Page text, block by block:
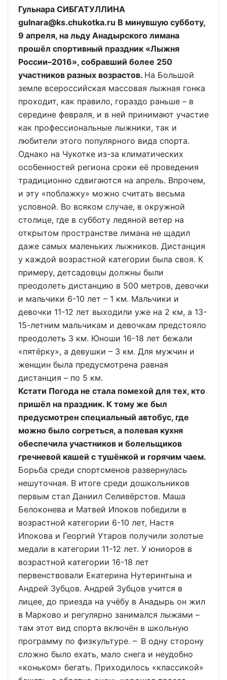
Гульнара СИБГАТУЛЛИНА
gulnara@ks.chukotka.ru В минувшую субботу,
9 апреля, на льду Анадырского лимана
прошёл спортивный праздник «Лыжня
России–2016», собравший более 250
участников разных возрастов. На Большой
земле всероссийская массовая лыжная гонка
проходит, как правило, гораздо раньше – в
середине февраля, и в ней принимают участие
как профессиональные лыжники, так и
любители этого популярного вида спорта.
Однако на Чукотке из-за климатических
особенностей региона сроки её проведения
традиционно сдвигаются на апрель. Впрочем,
и эту «поблажку» можно считать весьма
условной. Во всяком случае, в окружной
столице, где в субботу ледяной ветер на
открытом пространстве лимана не щадил
даже самых маленьких лыжников. Дистанция
у каждой возрастной категории была своя. К
примеру, детсадовцы должны были
преодолеть дистанцию в 500 метров, девочки
и мальчики 6-10 лет – 1 км. Мальчики и
девочки 11-12 лет выходили уже на 2 км, а 13-
15-летним мальчикам и девочкам предстояло
преодолеть 3 км. Юноши 16-18 лет бежали
«пятёрку», а девушки – 3 км. Для мужчин и
женщин была предусмотрена равная
дистанция – по 5 км.
Кстати Погода не стала помехой для тех, кто
пришёл на праздник. К тому же был
предусмотрен специальный автобус, где
можно было согреться, а полевая кухня
обеспечила участников и болельщиков
гречневой кашей с тушёнкой и горячим чаем.
Борьба среди спортсменов развернулась
нешуточная. В итоге среди дошкольников
первым стал Даниил Селивёрстов. Маша
Белоконева и Матвей Ипоков победили в
возрастной категории 6-10 лет, Настя
Ипокова и Георгий Утаров получили золотые
медали в категории 11-12 лет. У юниоров в
возрастной категории 16-18 лет
первенствовали Екатерина Нутеринтына и
Андрей Зубцов. Андрей Зубцов учится в
лицее, до приезда на учёбу в Анадырь он жил
в Марково и регулярно занимался лыжами –
там этот вид спорта включён в школьную
программу по физкультуре. – В одну сторону
сложно было ехать, мало снега и неудобно
«коньком» бегать. Приходилось «классикой»